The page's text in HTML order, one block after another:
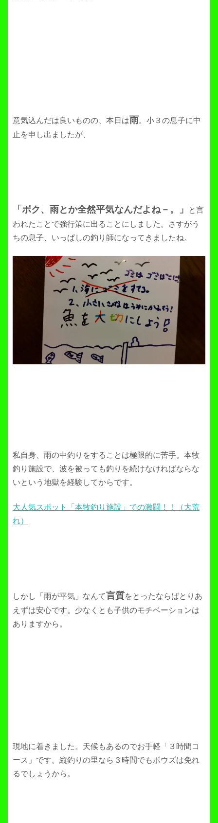
意気込んだは良いものの、本日は雨。小３の息子に中
止を申し出ましたが、
「ボク、雨とか全然平気なんだよね－。」
と言
われたことで強行策に出ることにしました。さすがう
ちの息子、いっぱしの釣り師になってきましたね。
私自身、雨の中釣りをすることは極限的に苦手。本牧
釣り施設で、波を被っても釣りを続けなければならな
いという地獄を経験してからです。
大人気スポット「本牧釣り施設」での激闘！！（大荒
れ）
しかし「雨が平気」なんて言質をとったならばとりあ
えずは安心です。少なくとも子供のモチベーションは
ありますから。
現地に着きました。天候もあるのでお手軽「３時間コ
ース」です。縦釣りの里なら３時間でもボウズは免れ
るでしょうから。